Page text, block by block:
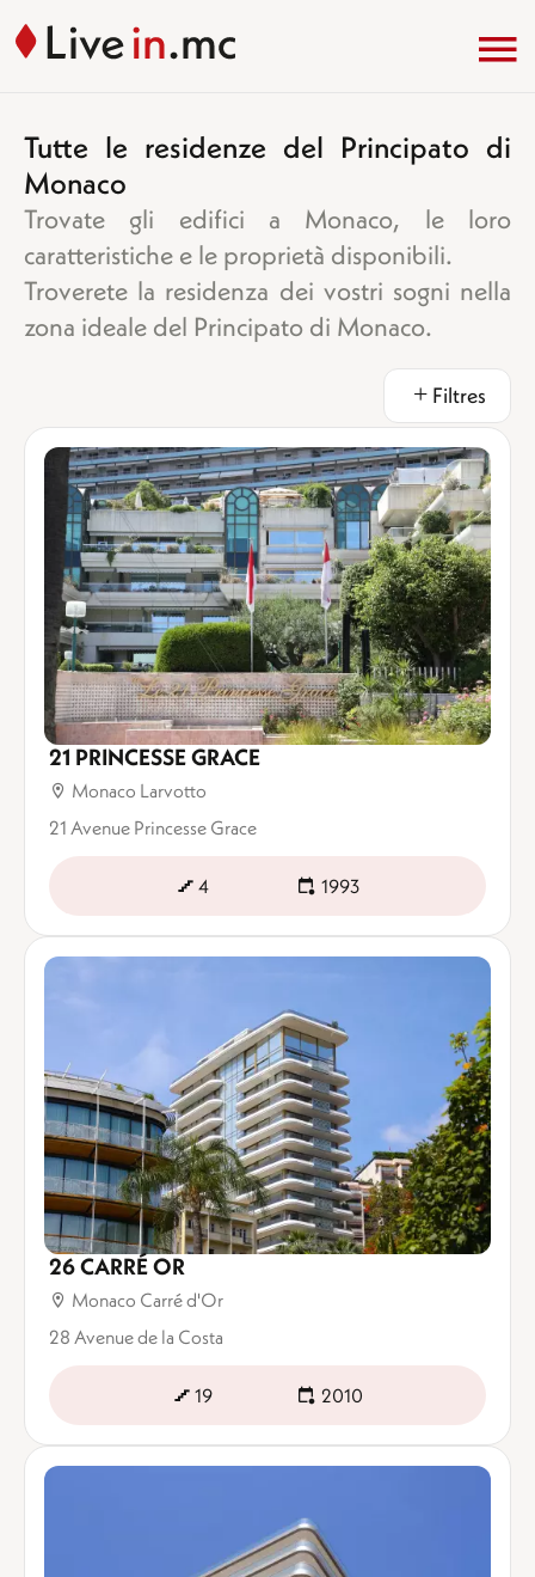
Tutte le residenze del Principato di
Monaco
Trovate gli edifici a Monaco, le loro
caratteristiche e le proprietà disponibili.
Troverete la residenza dei vostri sogni nella
zona ideale del Principato di Monaco.
Filtres
21 PRINCESSE GRACE
Monaco Larvotto
21 Avenue Princesse Grace
4 1993
26 CARRÉ OR
Monaco Carré d'Or
28 Avenue de la Costa
19 2010